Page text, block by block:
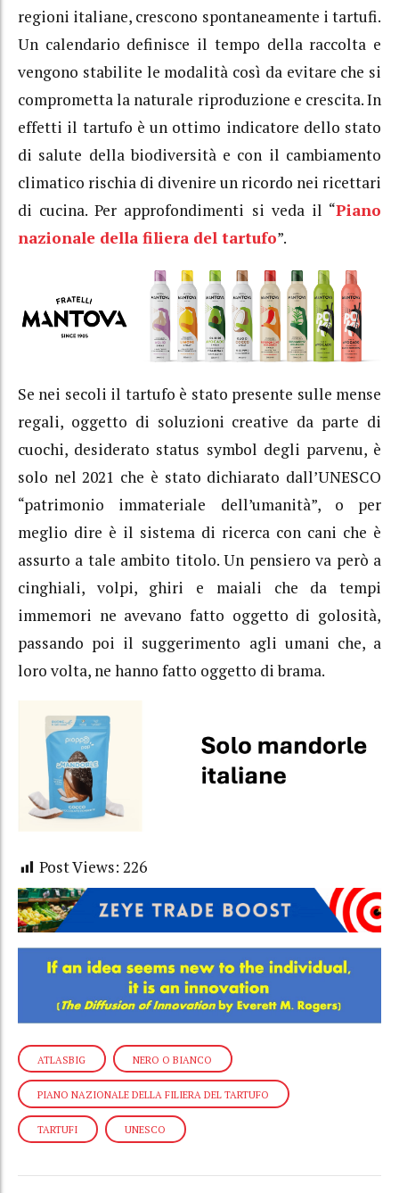
regioni italiane, crescono spontaneamente i tartufi.
Un calendario definisce il tempo della raccolta e
vengono stabilite le modalità così da evitare che si
comprometta la naturale riproduzione e crescita. In
effetti il tartufo è un ottimo indicatore dello stato
di salute della biodiversità e con il cambiamento
climatico rischia di divenire un ricordo nei ricettari
di cucina. Per approfondimenti si veda il “Piano
nazionale della filiera del tartufo”.
Se nei secoli il tartufo è stato presente sulle mense
regali, oggetto di soluzioni creative da parte di
cuochi, desiderato status symbol degli parvenu, è
solo nel 2021 che è stato dichiarato dall’UNESCO
“patrimonio immateriale dell’umanità”, o per
meglio dire è il sistema di ricerca con cani che è
assurto a tale ambito titolo. Un pensiero va però a
cinghiali, volpi, ghiri e maiali che da tempi
immemori ne avevano fatto oggetto di golosità,
passando poi il suggerimento agli umani che, a
loro volta, ne hanno fatto oggetto di brama.
Post Views: 226
ATLASBIG NERO O BIANCO
PIANO NAZIONALE DELLA FILIERA DEL TARTUFO
TARTUFI UNESCO